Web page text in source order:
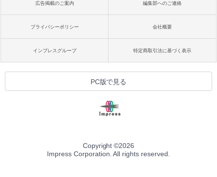
広告掲載のご案内 編集部へのご連絡
プライバシーポリシー 会社概要
インプレスグループ 特定商取引法に基づく表示
PC版で見る
Copyright ©2026
Impress Corporation. All rights reserved.